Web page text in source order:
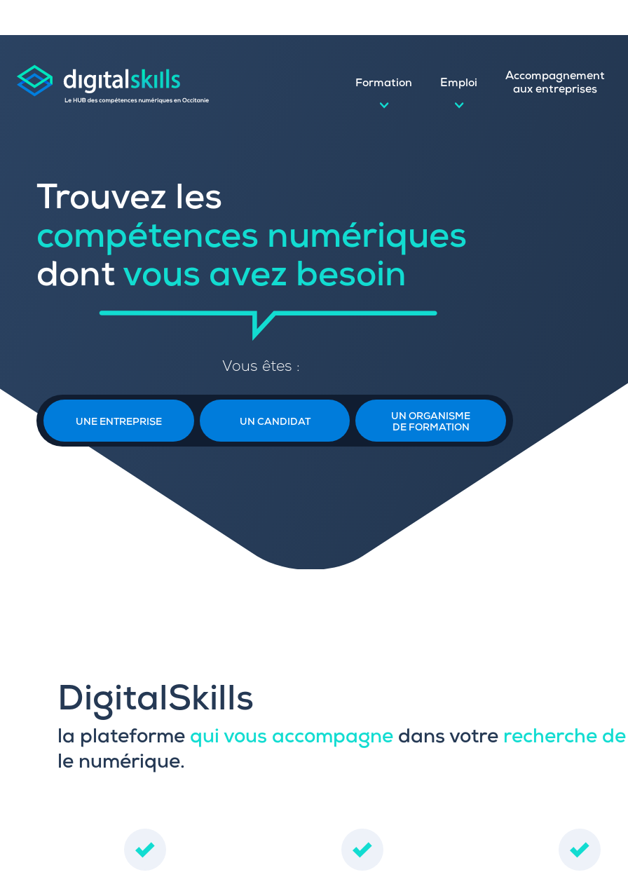
Formation
Rechercher une formation dans le numérique
Référencer votre offre de formation
Emploi
Publier vos offres d’emploi
Trouver un candidat (CVthèque)
Sourcer une école
Accompagnement
aux entreprises
Trouvez les
compétences numériques
dont vous avez besoin
Vous êtes :
UNE ENTREPRISE UN CANDIDAT
UN ORGANISME
DE FORMATION
DigitalSkills
la plateforme qui vous accompagne dans votre recherche
le numérique.